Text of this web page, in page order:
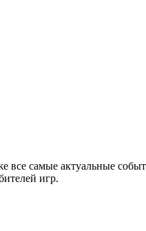
все самые актуальные
игр.